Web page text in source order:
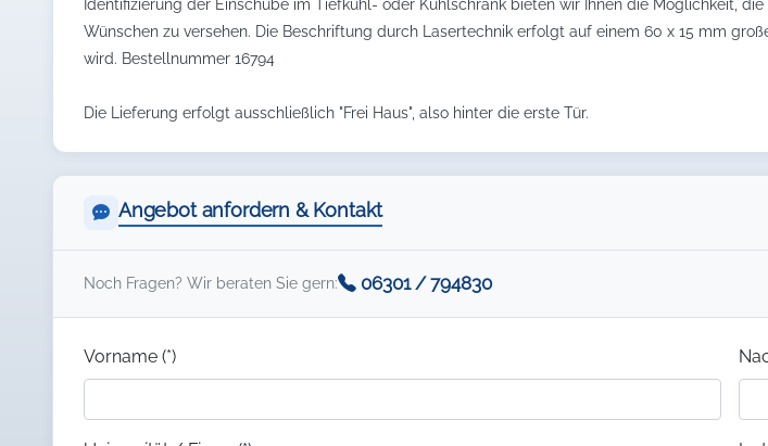
Identifizierung der Einschübe im Tiefkühl- oder Kühlschrank bieten wir Ihnen die Möglichkeit,
Wünschen zu versehen. Die Beschriftung durch Lasertechnik erfolgt auf einem 60 x 15 mm
wird. Bestellnummer 16794
Die Lieferung erfolgt ausschließlich "Frei Haus", also hinter die erste Tür.
Angebot anfordern & Kontakt
Noch Fragen? Wir beraten Sie gern: 06301 / 794830
Vorname (*)